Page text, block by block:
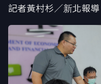
記者黃村杉／新北報導